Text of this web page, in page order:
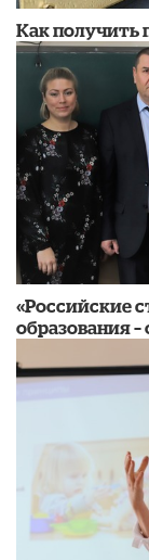
​Как получить
«Российские
образования